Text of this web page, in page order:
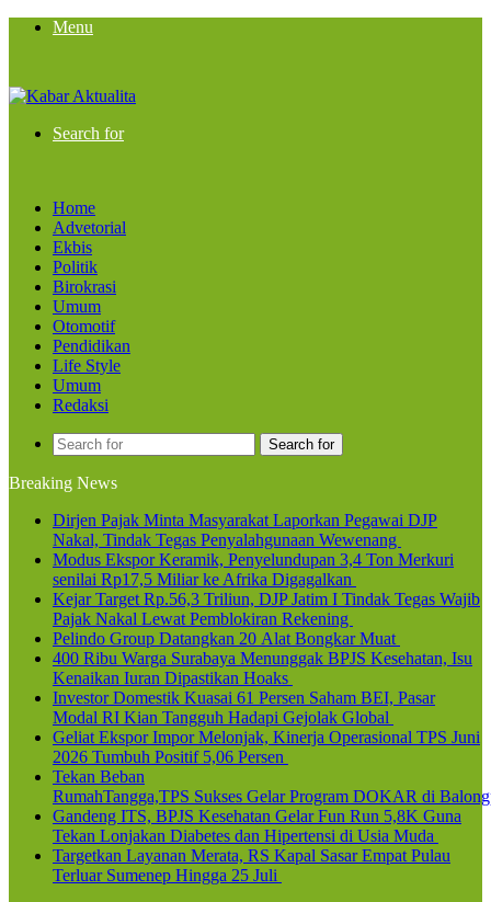
Menu
Search for
Home
Advetorial
Ekbis
Politik
Birokrasi
Umum
Otomotif
Pendidikan
Life Style
Umum
Redaksi
Search for
Breaking News
Dirjen Pajak Minta Masyarakat Laporkan Pegawai DJP
Nakal, Tindak Tegas Penyalahgunaan Wewenang
Modus Ekspor Keramik, Penyelundupan 3,4 Ton Merkuri
senilai Rp17,5 Miliar ke Afrika Digagalkan
Kejar Target Rp.56,3 Triliun, DJP Jatim I Tindak Tegas Wajib
Pajak Nakal Lewat Pemblokiran Rekening
Pelindo Group Datangkan 20 Alat Bongkar Muat
400 Ribu Warga Surabaya Menunggak BPJS Kesehatan, Isu
Kenaikan Iuran Dipastikan Hoaks
Investor Domestik Kuasai 61 Persen Saham BEI, Pasar
Modal RI Kian Tangguh Hadapi Gejolak Global
Geliat Ekspor Impor Melonjak, Kinerja Operasional TPS Juni
2026 Tumbuh Positif 5,06 Persen
Tekan Beban
RumahTangga,TPS Sukses Gelar Program DOKAR di
Gandeng ITS, BPJS Kesehatan Gelar Fun Run 5,8K Guna
Tekan Lonjakan Diabetes dan Hipertensi di Usia Muda
Targetkan Layanan Merata, RS Kapal Sasar Empat Pulau
Terluar Sumenep Hingga 25 Juli